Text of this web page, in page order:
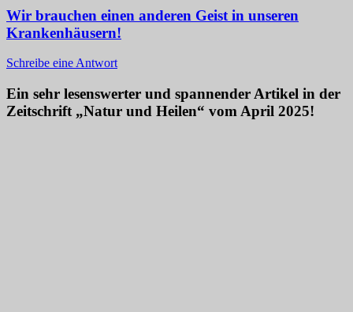
Wir brauchen einen anderen Geist in unseren
Krankenhäusern!
Schreibe eine Antwort
Ein sehr lesenswerter und spannender Artikel in der
Zeitschrift „Natur und Heilen“ vom April 2025!